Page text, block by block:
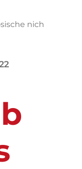
nich